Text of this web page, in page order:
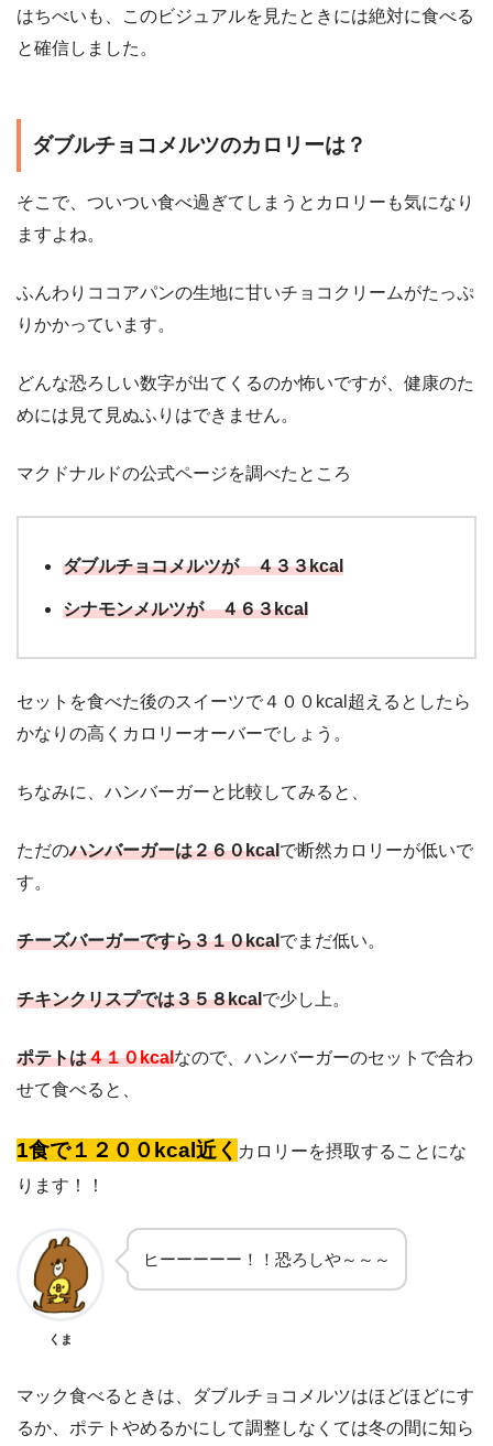
はちべいも、このビジュアルを見たときには絶対に食べる
と確信しました。
ダブルチョコメルツのカロリーは？
そこで、ついつい食べ過ぎてしまうとカロリーも気になり
ますよね。
ふんわりココアパンの生地に甘いチョコクリームがたっぷ
りかかっています。
どんな恐ろしい数字が出てくるのか怖いですが、健康のた
めには見て見ぬふりはできません。
マクドナルドの公式ページを調べたところ
ダブルチョコメルツが ４３３kcal
シナモンメルツが ４６３kcal
セットを食べた後のスイーツで４００kcal超えるとしたら
かなりの高くカロリーオーバーでしょう。
ちなみに、ハンバーガーと比較してみると、
ただのハンバーガーは２６０kcalで断然カロリーが低いで
す。
チーズバーガーですら３１０kcalでまだ低い。
チキンクリスプでは３５８kcalで少し上。
ポテトは４１０kcalなので、ハンバーガーのセットで合わ
せて食べると、
1食で１２００kcal近く カロリーを摂取することにな
ります！！
くま
ヒーーーーー！！恐ろしや～～～
マック食べるときは、ダブルチョコメルツはほどほどにす
るか、ポテトやめるかにして調整しなくては冬の間に知ら